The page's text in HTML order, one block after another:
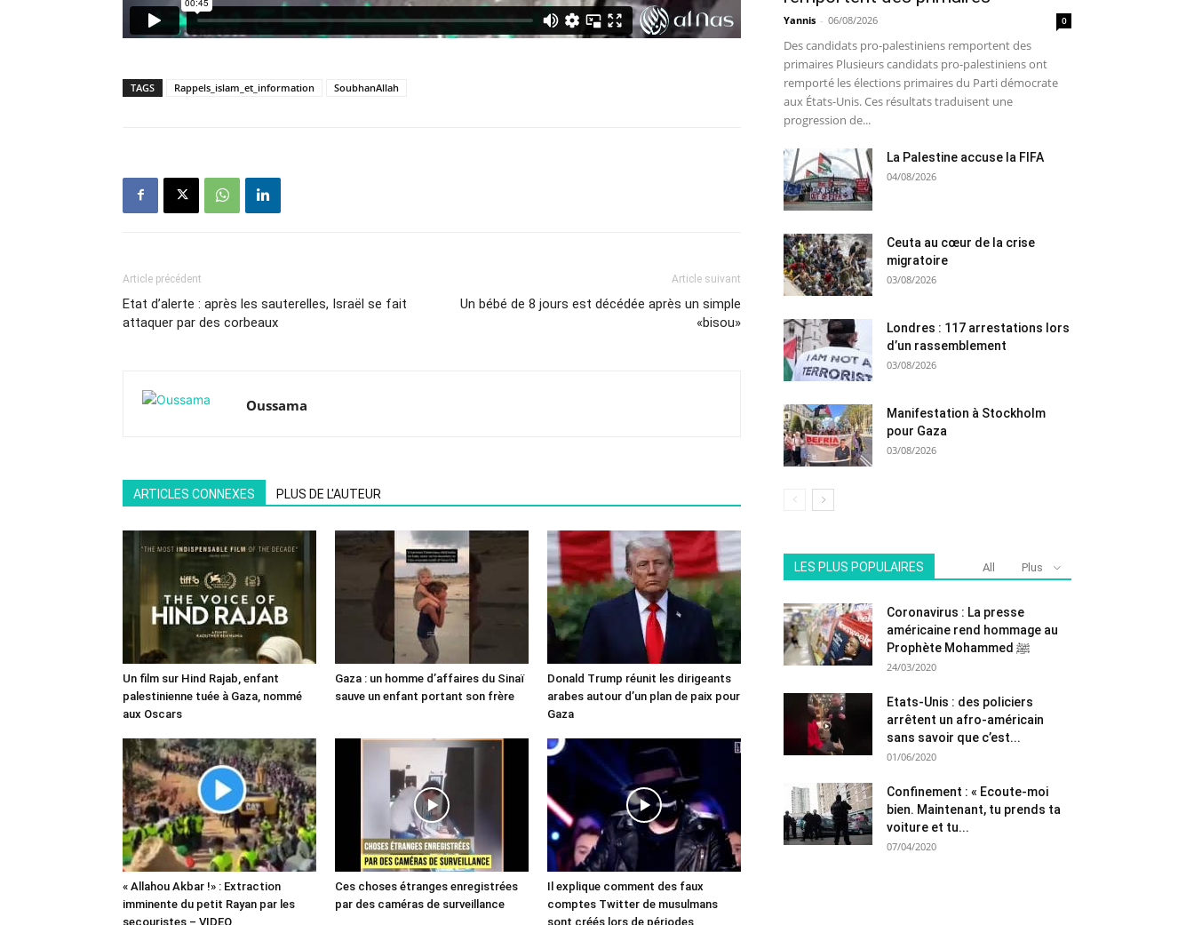
TAGS Rappels_islam_et_information SoubhanAllah
Article précédent
Etat d’alerte : après les sauterelles, Israël se fait
attaquer par des corbeaux
Article suivant
Un bébé de 8 jours est décédée après un simple
«bisou»
Oussama
ARTICLES CONNEXES PLUS DE L'AUTEUR
Un film sur Hind Rajab, enfant
palestinienne tuée à Gaza, nommé
aux Oscars
Gaza : un homme d’affaires du Sinaï
sauve un enfant portant son frère
Donald Trump réunit les dirigeants
arabes autour d’un plan de paix pour
Gaza
« Allahou Akbar !» : Extraction
imminente du petit Rayan par les
secouristes – VIDEO
Ces choses étranges enregistrées
par des caméras de surveillance
Il explique comment des faux
comptes Twitter de musulmans
sont créés lors de périodes
Yannis - 06/08/2026 0
Des candidats pro-palestiniens remportent des
primaires Plusieurs candidats pro-palestiniens ont
remporté les élections primaires du Parti démocrate
aux États-Unis. Ces résultats traduisent une
progression de...
La Palestine accuse la FIFA
04/08/2026
Ceuta au cœur de la crise
migratoire
03/08/2026
Londres : 117 arrestations lors
d’un rassemblement
03/08/2026
Manifestation à Stockholm
pour Gaza
03/08/2026
LES PLUS POPULAIRES All Plus
Coronavirus : La presse
américaine rend hommage au
Prophète Mohammed ﷺ
24/03/2020
Etats-Unis : des policiers
arrêtent un afro-américain
sans savoir que c’est...
01/06/2020
Confinement : « Ecoute-moi
bien. Maintenant, tu prends ta
voiture et tu...
07/04/2020